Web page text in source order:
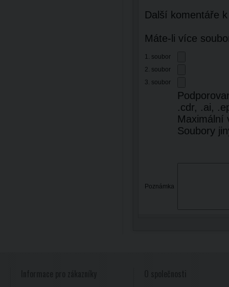
Další komentáře
Máte-li více
1. soubor
2. soubor
3. soubor
.cdr, .ai,
Maximální
Soubory
Poznámka